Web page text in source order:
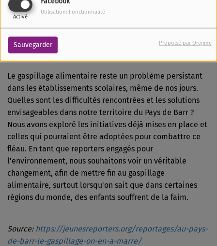
Activé
Utilisation: Fonctionnalité
Sauvegarder Propulsé par Orejime
de Barr (Alsace) en partenariat avec Azur FM. Il a
remporté le concours national
l’Environnement 2025, dans la catégorie podcast 11–14
ans.
Le gaspillage alimentaire reste un problème persistant
dans les établissements scolaires, même de nos jours.
Quelles sont les difficultés rencontrées et les solutions
envisageables dans notre territoire du Pays de Barr ?
Nous avons exploré les initiatives déjà mises en place et
celles qui pourraient être adoptées pour combattre ce
fléau. En tant que reporters engagés pour
l'environnement, nous souhaitons voir un véritable
changement, afin de mettre fin au gaspillage
alimentaire, surtout lorsqu'on sait que dans certaines
régions du monde, des enfants souffrent de la faim.
Source: https://jeunesreporters.org/reportages/au-pays-
de-barr-le-gaspillage-on-en-a-marre/